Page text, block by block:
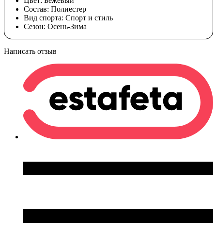
Состав: Полиестер
Вид спорта: Спорт и стиль
Сезон: Осень-Зима
Написать отзыв